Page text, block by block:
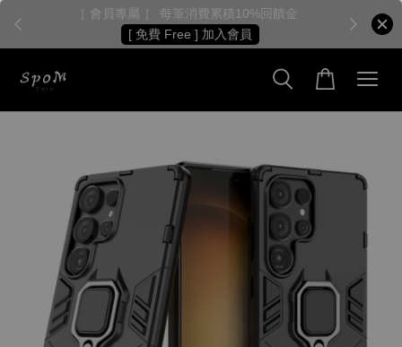
［ 會員專屬 ］ 每筆消費累積10%回饋金
[ 免費 Free ] 加入會員